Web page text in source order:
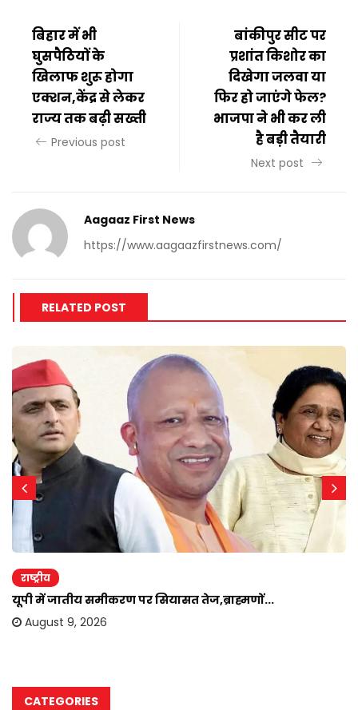
बिहार में भी
घुसपैठियों के
खिलाफ शुरू होगा
एक्शन,केंद्र से लेकर
राज्य तक बढ़ी सख्ती
Previous post
बांकीपुर सीट पर
प्रशांत किशोर का
दिखेगा जलवा या
फिर हो जाएंगे फेल?
भाजपा ने भी कर ली
है बड़ी तैयारी
Next post
Aagaaz First News
https://www.aagaazfirstnews.com/
RELATED POST
राष्ट्रीय
यूपी में जातीय समीकरण पर सियासत तेज,ब्राह्मणों...
August 9, 2026
CATEGORIES